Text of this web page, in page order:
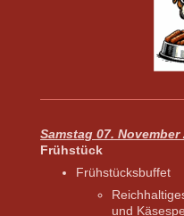
Samstag 07. November
Frühstück
Frühstücksbuffet
und